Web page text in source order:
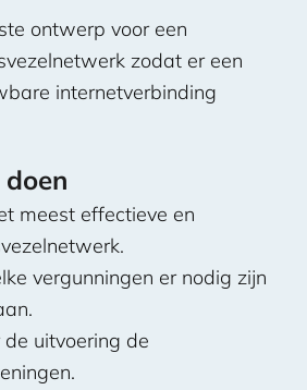
ontwerp voor een
zodat er een
internetverbinding
meest effectieve en
vergunningen er nodig zijn
de uitvoering de